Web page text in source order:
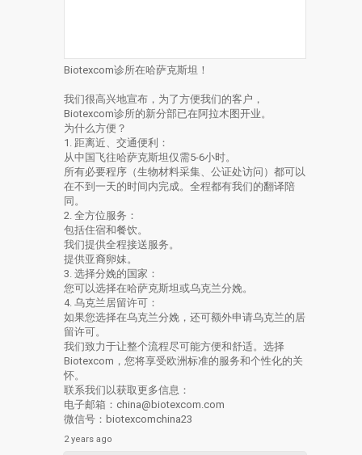
Biotexcom诊所在哈萨克斯坦！
我们很高兴地宣布，为了方便我们的客户，
Biotexcom诊所的新分部已在阿拉木图开业。
为什么方便？
1. 距离近、交通便利：
从中国飞往哈萨克斯坦仅需5-6小时。
所有必要程序（生物材料采集、公证处访问）都可以
在不到一天的时间内完成。全程都有我们的翻译陪
同。
2. 全方位服务：
包括住宿和餐饮。
我们提供全程接送服务。
提供亚裔卵妹。
3. 选择分娩的国家：
您可以选择在哈萨克斯坦或乌克兰分娩。
4. 乌克兰居留许可：
如果您选择在乌克兰分娩，还可额外申请乌克兰的居
留许可。
我们致力于让整个流程尽可能方便和舒适。选择
Biotexcom，您将享受欧洲标准的服务和个性化的关
怀。
联系我们以获取更多信息：
电子邮箱：china@biotexcom.com
微信号：biotexcomchina23
2 years ago